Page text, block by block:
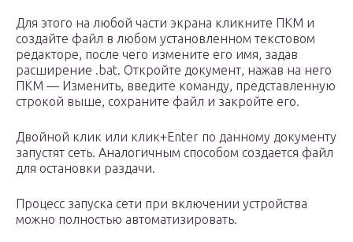
Для этого на любой части экрана кликните ПКМ и
создайте файл в любом установленном текстовом
редакторе, после чего измените его имя, задав
расширение .bat. Откройте документ, нажав на него
ПКМ — Изменить, введите команду, представленную
строкой выше, сохраните файл и закройте его.
Двойной клик или клик+Enter по данному документу
запустят сеть. Аналогичным способом создается файл
для остановки раздачи.
Процесс запуска сети при включении устройства
можно полностью автоматизировать.